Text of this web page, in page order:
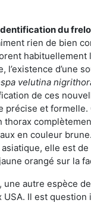
du
rien de bien
habituellement
l’existence d’une
velutina
de ces
précise et formelle.
thorax
en couleur
elle est
orangé sur la
une autre espèce
Il est question